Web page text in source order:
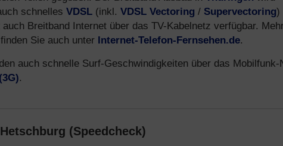
schnelles VDSL (inkl. VDSL Vectoring / Supervectoring)
Breitband Internet über das TV-Kabelnetz verfügbar. Mehr
Sie auch unter Internet-Telefon-Fernsehen.de.
auch schnelle Surf-Geschwindigkeiten über das Mobilfunk-
.
(Speedcheck)